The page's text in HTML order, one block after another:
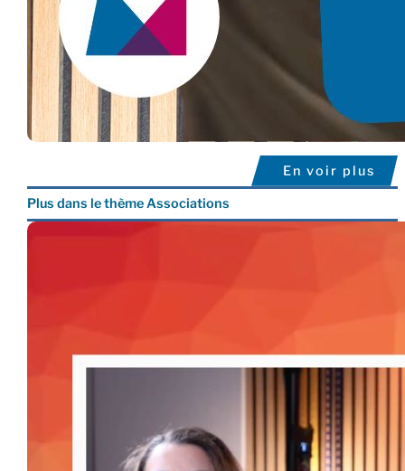
En voir plus
Plus dans le thème Associations